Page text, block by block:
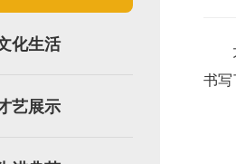
化生活
艺展示
书